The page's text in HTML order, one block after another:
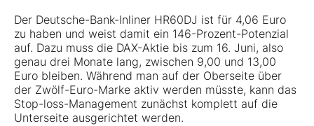
Der Deutsche-Bank-Inliner HR60DJ ist für 4,06 Euro
zu haben und weist damit ein 146-Prozent-Potenzial
auf. Dazu muss die DAX-Aktie bis zum 16. Juni, also
genau drei Monate lang, zwischen 9,00 und 13,00
Euro bleiben. Während man auf der Oberseite über
der Zwölf-Euro-Marke aktiv werden müsste, kann das
Stop-loss-Management zunächst komplett auf die
Unterseite ausgerichtet werden.